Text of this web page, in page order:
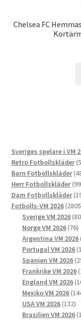
Chelsea FC
Sveriges spelare i VM
Retro Fotbollskläder
Barn Fotbollskläder
Herr Fotbollskläder
Dam Fotbollskläder
Fotbolls-VM 2026 2805
Sverige VM 2026 80
Norge VM 2026 7676
Argentina VM 2026
Portugal VM 2026
Spanien VM 2026
Frankrike VM 2026
England VM 2026
Mexiko VM 2026
USA VM 2026 132132
Brasilien VM 2026